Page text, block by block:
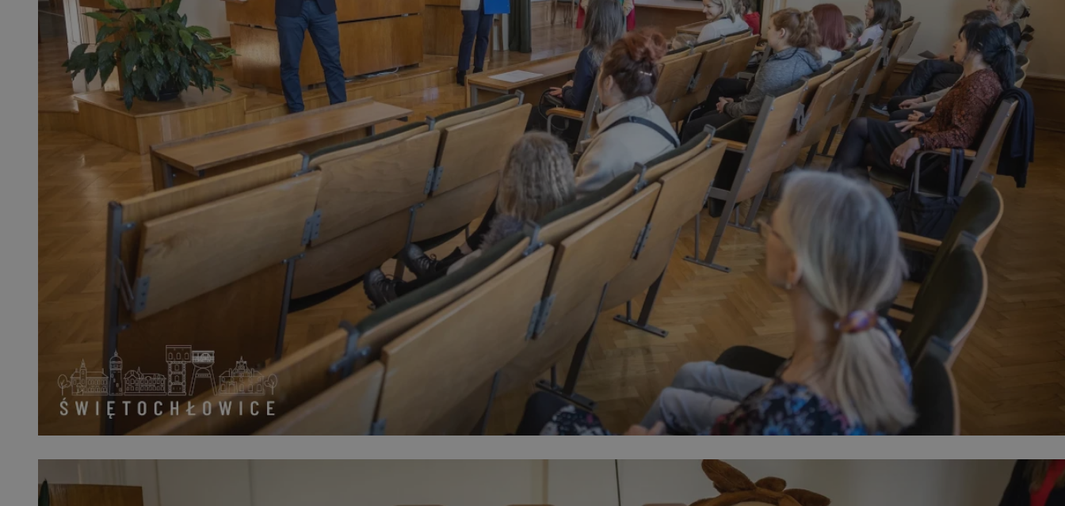
Niezbędne Wydajność Targetowanie Funkcjonalność
Niezbędne pliki cookie umożliwiają korzystanie z podstawowych funkcji strony internetowej, takich jak logowanie użytkownika i
zarządzanie kontem. Bez niezbędnych plików cookie nie można prawidłowo korzystać ze strony internetowej.
Provider /
Okres
przechowywania
Opis
QeSessID swiony.pl 1 rok
Ten plik cookie przechowuje identyfikator sesji.
MvSessID
swiony.pl 1 rok
Ten plik cookie przechowuje identyfikator sesji.
swiony.pl
Ten plik cookie przechowuje identyfikator sesji.
.rfihub.com Sesja
Ten plik cookie jest używany do przechowywania
zgody użytkownika w odniesieniu do usług
śledzenia. Zazwyczaj rejestruje, czy użytkownik
zdecydował się na usługi śledzenia lub reklamy.
LinkedIn
Corporation
.linkedin.com
5 miesięcy 4
tygodnie
Służy do przechowywania zgody gościa na
używanie plików cookie do innych celów
VISITOR_PRIVACY_METADATA
YouTube
5 miesięcy 4
Ten plik cookie przechowuje informacje o zgodzie
użytkownika oraz jego preferencjach dotyczących
prywatności podczas korzystania z witryny.
Rejestruje wybory dotyczące polityki prywatności
i ustawień zgody, zapewniając ich przestrzeganie
w kolejnych wizytach. Dzięki temu użytkownik nie
musi ponownie konfigurować swoich preferencji,
co zwiększa wygodę i zgodność z regulacjami
ochrony danych.
bh.contextweb.com
gościa. Jest to używane w kontekście
równoważenia obciążenia w celu optymalizacji
doświadczenia użytkownika.
Polityce prywatności Google